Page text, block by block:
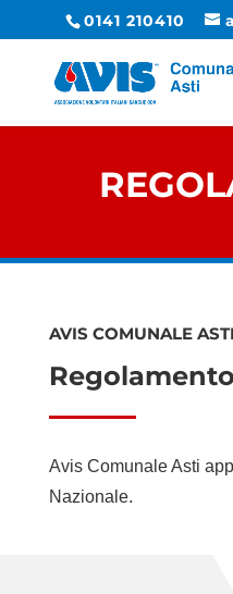
0141 210410
AVIS COMUNALE ASTI
Regolamento
Avis Comunale Asti
Nazionale.